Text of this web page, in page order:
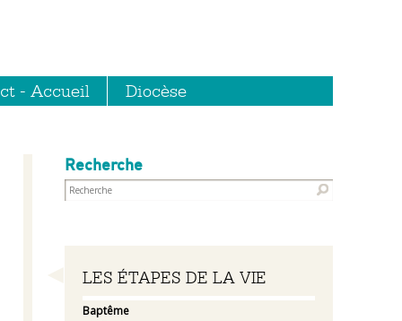
- Accueil Diocèse
Recherche
Navigation
LES ÉTAPES DE LA VIE
Baptême